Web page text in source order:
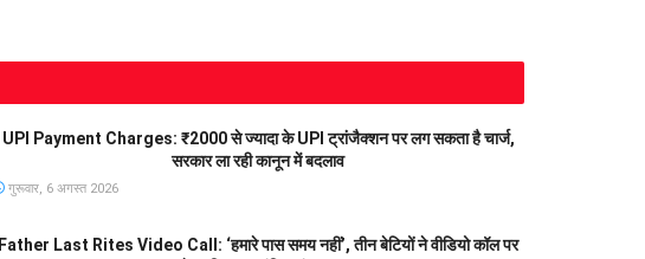
UPI Payment Charges: ₹2000 से ज्यादा के UPI ट्रांजैक्शन पर लग सकता है चार्ज,
सरकार ला रही कानून में बदलाव
गुरूवार, 6 अगस्त 2026
Father Last Rites Video Call: ‘हमारे पास समय नहीं’, तीन बेटियों ने वीडियो कॉल पर